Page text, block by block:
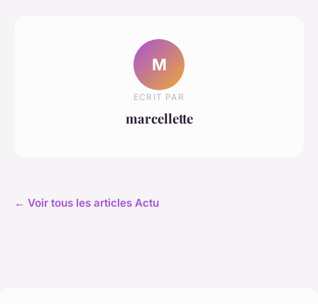
M
ECRIT PAR
marcellette
← Voir tous les articles Actu